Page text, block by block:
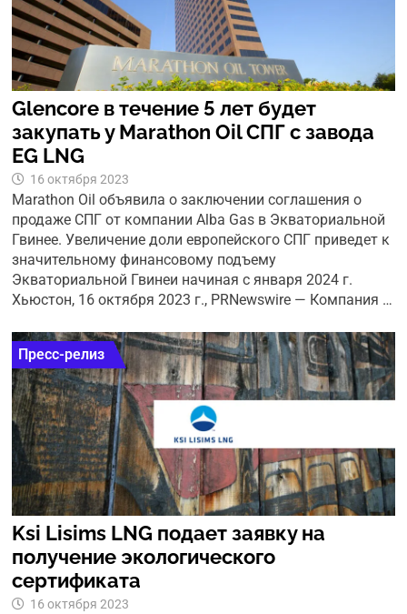
Glencore в течение 5 лет будет
закупать у Marathon Oil СПГ с завода
EG LNG
16 октября 2023
Marathon Oil объявила о заключении соглашения о
продаже СПГ от компании Alba Gas в Экваториальной
Гвинее. Увеличение доли европейского СПГ приведет к
значительному финансовому подъему
Экваториальной Гвинеи начиная с января 2024 г.
Хьюстон, 16 октября 2023 г., PRNewswire — Компания …
Пресс-релиз
Ksi Lisims LNG подает заявку на
получение экологического
сертификата
16 октября 2023